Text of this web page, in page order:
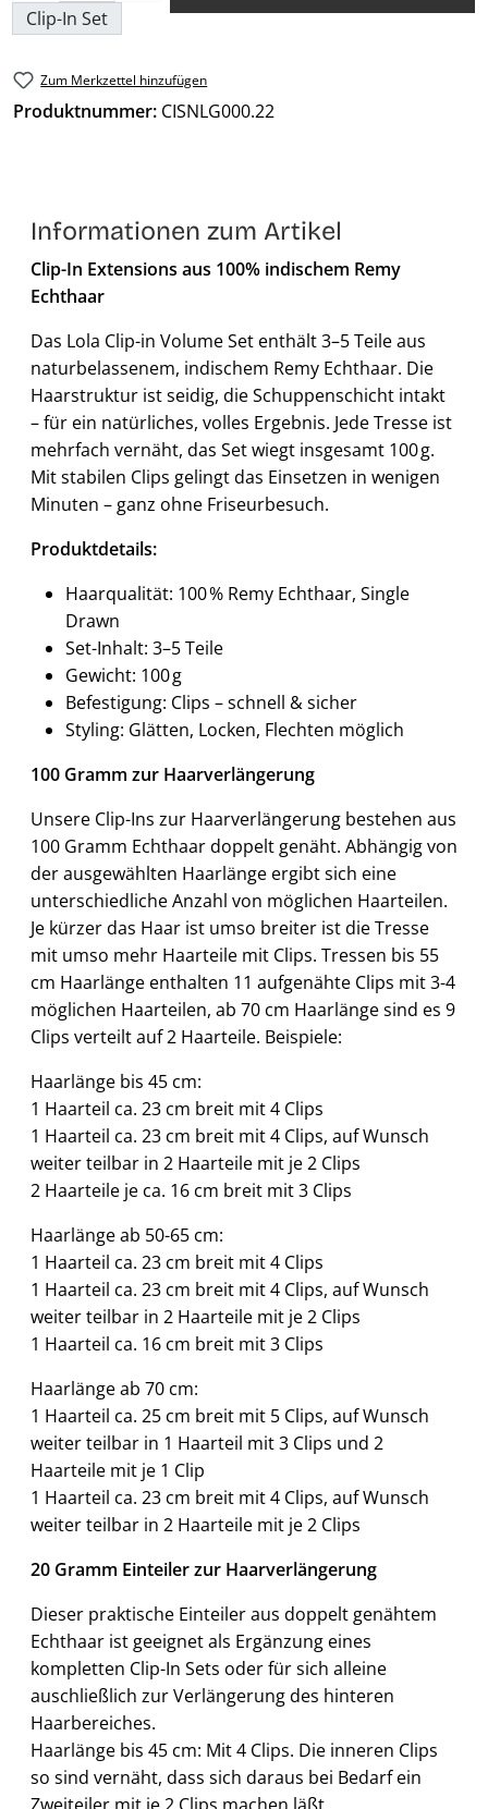
Clip-In Set
Zum Merkzettel hinzufügen
Produktnummer: CISNLG000.22
Informationen zum Artikel
Clip-In Extensions aus 100% indischem Remy
Echthaar
Das Lola Clip-in Volume Set enthält 3–5 Teile aus
naturbelassenem, indischem Remy Echthaar. Die
Haarstruktur ist seidig, die Schuppenschicht intakt
– für ein natürliches, volles Ergebnis. Jede Tresse ist
mehrfach vernäht, das Set wiegt insgesamt 100 g.
Mit stabilen Clips gelingt das Einsetzen in wenigen
Minuten – ganz ohne Friseurbesuch.
Produktdetails:
Haarqualität: 100 % Remy Echthaar, Single
Drawn
Set-Inhalt: 3–5 Teile
Gewicht: 100 g
Befestigung: Clips – schnell & sicher
Styling: Glätten, Locken, Flechten möglich
100 Gramm zur Haarverlängerung
Unsere Clip-Ins zur Haarverlängerung bestehen aus
100 Gramm Echthaar doppelt genäht. Abhängig von
der ausgewählten Haarlänge ergibt sich eine
unterschiedliche Anzahl von möglichen Haarteilen.
Je kürzer das Haar ist umso breiter ist die Tresse
mit umso mehr Haarteile mit Clips. Tressen bis 55
cm Haarlänge enthalten 11 aufgenähte Clips mit 3-4
möglichen Haarteilen, ab 70 cm Haarlänge sind es 9
Clips verteilt auf 2 Haarteile. Beispiele:
Haarlänge bis 45 cm:
1 Haarteil ca. 23 cm breit mit 4 Clips
1 Haarteil ca. 23 cm breit mit 4 Clips, auf Wunsch
weiter teilbar in 2 Haarteile mit je 2 Clips
2 Haarteile je ca. 16 cm breit mit 3 Clips
Haarlänge ab 50-65 cm:
1 Haarteil ca. 23 cm breit mit 4 Clips
1 Haarteil ca. 23 cm breit mit 4 Clips, auf Wunsch
weiter teilbar in 2 Haarteile mit je 2 Clips
1 Haarteil ca. 16 cm breit mit 3 Clips
Haarlänge ab 70 cm:
1 Haarteil ca. 25 cm breit mit 5 Clips, auf Wunsch
weiter teilbar in 1 Haarteil mit 3 Clips und 2
Haarteile mit je 1 Clip
1 Haarteil ca. 23 cm breit mit 4 Clips, auf Wunsch
weiter teilbar in 2 Haarteile mit je 2 Clips
20 Gramm Einteiler zur Haarverlängerung
Dieser praktische Einteiler aus doppelt genähtem
Echthaar ist geeignet als Ergänzung eines
kompletten Clip-In Sets oder für sich alleine
auschließlich zur Verlängerung des hinteren
Haarbereiches.
Haarlänge bis 45 cm: Mit 4 Clips. Die inneren Clips
so sind vernäht, dass sich daraus bei Bedarf ein